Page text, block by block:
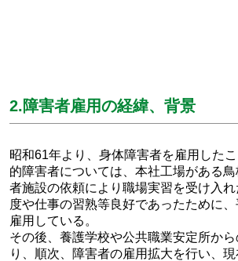
2.障害者雇用の経緯、背景
昭和61年より、身体障害者を雇用した
的障害者については、本社工場がある
者施設の依頼により職場実習を受け入
度や仕事の習熟等良好であったために
雇用している。
その後、養護学校や公共職業安定所か
り、順次、障害者の雇用拡大を行い、